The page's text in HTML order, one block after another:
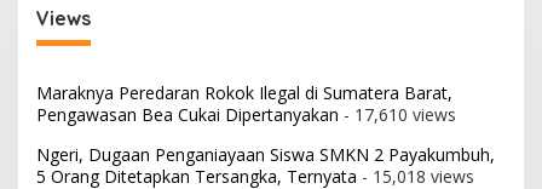
Views
Maraknya Peredaran Rokok Ilegal di Sumatera Barat,
Pengawasan Bea Cukai Dipertanyakan - 17,610 views
Ngeri, Dugaan Penganiayaan Siswa SMKN 2 Payakumbuh,
5 Orang Ditetapkan Tersangka, Ternyata - 15,018 views